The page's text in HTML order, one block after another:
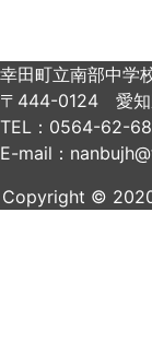
幸田町立南部中学
〒444-0124 愛知
TEL：0564-62-
E-mail：
Copyright © 2020